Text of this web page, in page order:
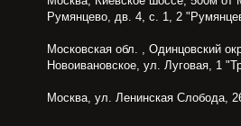
Румянцево, дв. 4, с. 1, 2
Московская обл. , Одинцовский
Новоивановское, ул. Луговая, 1
Москва, ул. Ленинская Слобода,